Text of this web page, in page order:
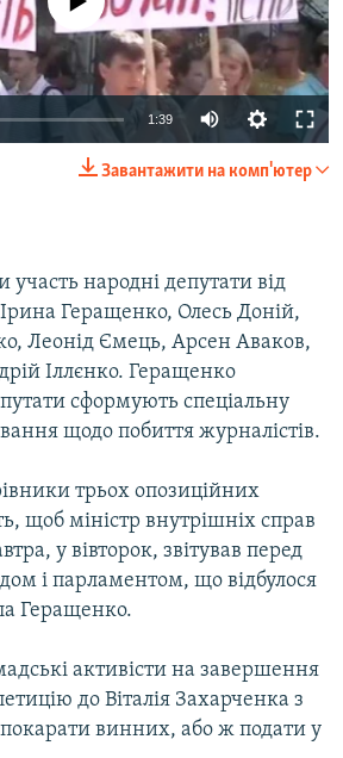
1:39
Завантажити на комп'ютер
участь народні депутати від
Геращенко, Олесь Доній,
Леонід Ємець, Арсен Аваков,
Іллєнко. Геращенко
сформують спеціальну
щодо побиття журналістів.
трьох опозиційних
щоб міністр внутрішніх справ
у вівторок, звітував перед
і парламентом, що відбулося
Геращенко.
активісти на завершення
до Віталія Захарченка з
винних, або ж подати у